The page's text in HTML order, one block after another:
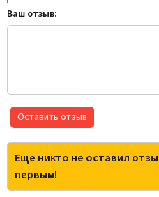
Ваш отзыв:
Оставить отзыв
Еще никто не оставил
первым!